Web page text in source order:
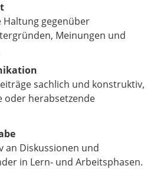
Haltung gegenüber
Meinungen und
sachlich und konstruktiv,
oder herabsetzende
an Diskussionen und
in Lern- und Arbeitsphasen.